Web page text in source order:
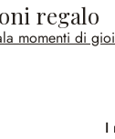
regalo
momenti di
I